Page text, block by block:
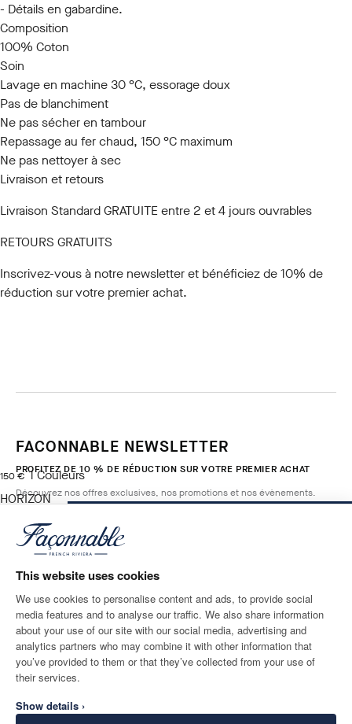
This website uses cookies
We use cookies to personalise content and ads, to provide social
media features and to analyse our traffic. We also share information
about your use of our site with our social media, advertising and
analytics partners who may combine it with other information that
you’ve provided to them or that they’ve collected from your use of
their services.
Show details ›
- Détails en gabardine.
Composition
100% Coton
Soin
Lavage en machine 30 °C, essorage doux
Pas de blanchiment
Ne pas sécher en tambour
Repassage au fer chaud, 150 °C maximum
Ne pas nettoyer à sec
Livraison et retours
Livraison Standard GRATUITE entre 2 et 4 jours ouvrables
RETOURS GRATUITS
Inscrivez-vous à notre newsletteret bénéficiez de 10% de
réduction sur votre premier achat.
150 €
current price 150 €
1Couleurs
HORIZON
Taille
FACONNABLE NEWSLETTER
PROFITEZ DE 10 % DE RÉDUCTION SUR VOTRE PREMIER ACHAT
Découvrez nos offres exclusives, nos promotions et nos évènements.
E-mail*
ADRESSE POSTALE
France
LANGUE
Français
CONTACTEZ-NOUS